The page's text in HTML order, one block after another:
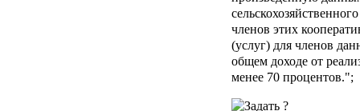
членов этих
(услуг) для членов
общем доходе от
менее 70 процентов.";